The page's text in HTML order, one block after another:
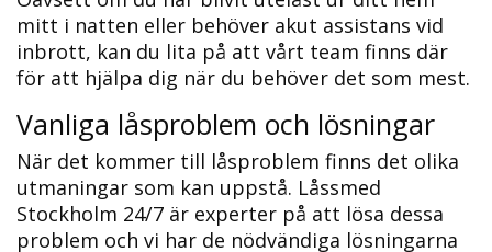
mitt i natten eller behöver akut assistans vid
inbrott, kan du lita på att vårt team finns där
för att hjälpa dig när du behöver det som mest.​
Vanliga låsproblem och lösningar
När det kommer till låsproblem finns det olika
utmaningar som kan uppstå. Låssmed
Stockholm 24/7 är experter på att lösa dessa
problem och vi har de nödvändiga lösningarna